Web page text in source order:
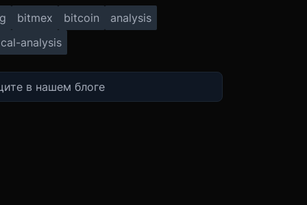
bitmex bitcoin
analysis
analysis